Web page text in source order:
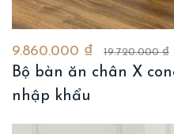
9.860.000 ₫ 19.720.000 ₫
Bộ bàn ăn chân X
nhập khẩu